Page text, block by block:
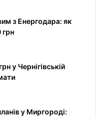
з Енергодара: як
у Чернігівській
у Миргороді: